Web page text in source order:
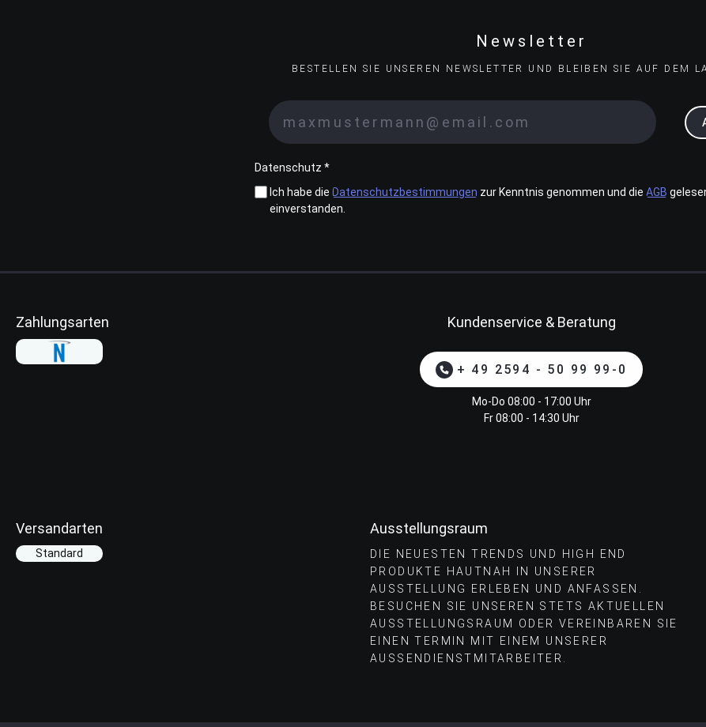
Newsletter
BESTELLEN SIE UNSEREN NEWSLETTER UND BLEIBEN SIE AUF DEM
Datenschutz *
Ich habe die Datenschutzbestimmungen zur Kenntnis genommen und die AGB
einverstanden.
Zahlungsarten Kundenservice & Beratung
+ 49 2594 - 50 99 99-0
Mo-Do 08:00 - 17:00 Uhr
Fr 08:00 - 14:30 Uhr
Versandarten
Standard
Ausstellungsraum
DIE NEUESTEN TRENDS UND HIGH END
PRODUKTE HAUTNAH IN UNSERER
AUSSTELLUNG ERLEBEN UND ANFASSEN.
BESUCHEN SIE UNSEREN STETS AKTUELLEN
AUSSTELLUNGSRAUM ODER VEREINBAREN SIE
EINEN TERMIN MIT EINEM UNSERER
AUSSENDIENSTMITARBEITER.